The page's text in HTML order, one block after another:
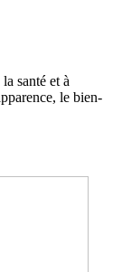
santé et à
le bien-